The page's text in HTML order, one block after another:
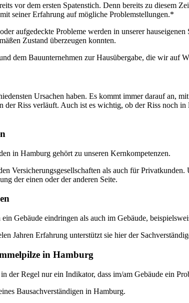
vor dem ersten Spatenstich. Denn bereits zu diesem
seiner Erfahrung auf mögliche Problemstellungen.*
aufgedeckte Probleme werden in unserer
Zustand überzeugen konnten.
dem Bauunternehmen zur Hausübergabe, die wir auf
Ursachen haben. Es kommt immer darauf an,
der Riss verläuft. Auch ist es wichtig, ob der Riss noch
in Hamburg gehört zu unseren Kernkompetenzen.
Versicherungsgesellschaften als auch für
der einen oder der anderen Seite.
Gebäude eindringen als auch im Gebäude,
Jahren Erfahrung unterstützt sie hier der
in Hamburg
der Regel nur ein Indikator, dass im/am Gebäude ein
Bausachverständigen in Hamburg.